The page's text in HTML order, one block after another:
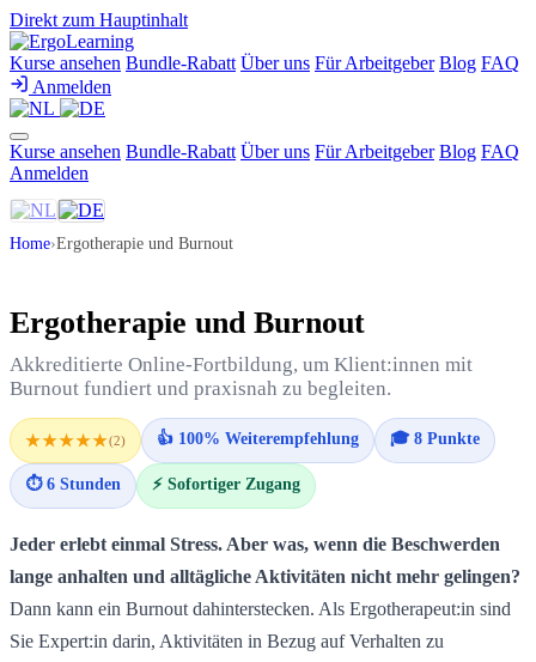
Direkt zum Hauptinhalt
Kurse ansehen Bundle-Rabatt Über uns Für Arbeitgeber Blog FAQ
Anmelden
Kurse ansehen Bundle-Rabatt Über uns Für Arbeitgeber Blog FAQ
Anmelden
Home›Ergotherapie und Burnout
Ergotherapie und Burnout
Akkreditierte Online-Fortbildung, um Klient:innen mit
Burnout fundiert und praxisnah zu begleiten.
★★★★★(2) 👍 100% Weiterempfehlung 🎓 8 Punkte
⏱ 6 Stunden ⚡ Sofortiger Zugang
Jeder erlebt einmal Stress. Aber was, wenn die Beschwerden
lange anhalten und alltägliche Aktivitäten nicht mehr gelingen?
Dann kann ein Burnout dahinterstecken. Als Ergotherapeut:in sind
Sie Expert:in darin, Aktivitäten in Bezug auf Verhalten zu